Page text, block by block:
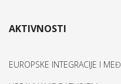
AKTIVNOSTI
EUROPSKE INTEGRACIJE I